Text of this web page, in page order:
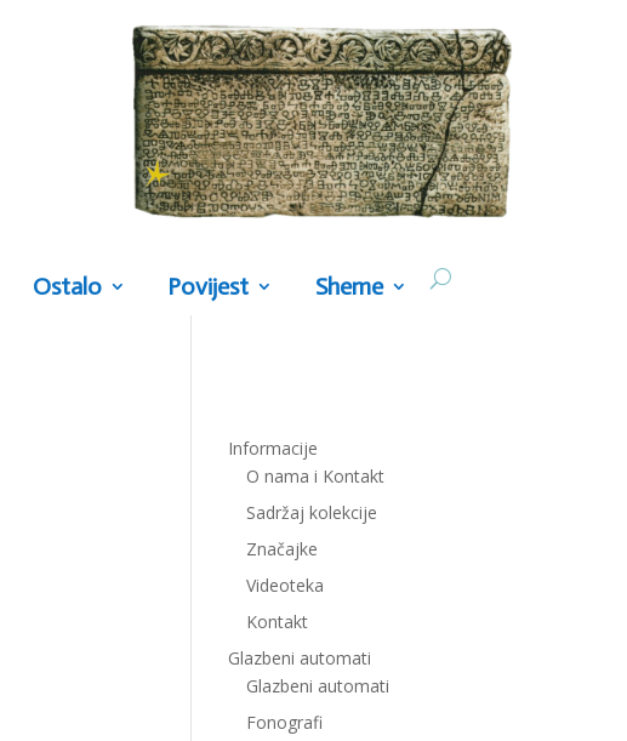
Ostalo Povijest Sheme
Informacije
O nama i Kontakt
Sadržaj kolekcije
Značajke
Videoteka
Kontakt
Glazbeni automati
Glazbeni automati
Fonografi